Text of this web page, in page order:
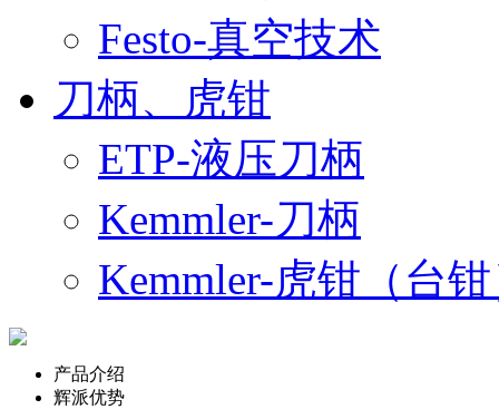
Festo-真空技术
刀柄、虎钳
ETP-液压刀柄
Kemmler-刀柄
Kemmler-虎钳（台
产品介绍
辉派优势